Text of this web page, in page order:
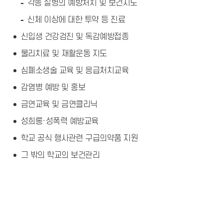
각종 질병의 예방처치 및 보건지도
신체 이상에 대한 투약 등 진료
신입생 건강검진 및 독감예방접종
물리치료 및 재활운동 지도
심폐소생술 교육 및 응급처치교육
감염병 예방 및 홍보
금연교육 및 금연클리닉
성희롱·성폭력 예방교육
학교 공식 행사관련 구급의약품 지원
그 밖의 학교의 보건관리